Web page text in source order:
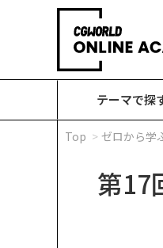
テーマで探
Top ゼロから学
第17